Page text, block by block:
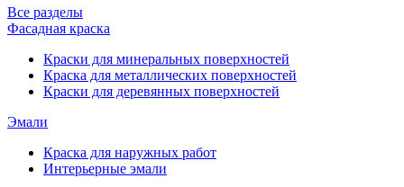
Все разделы
Фасадная краска
Краски для минеральных поверхностей
Краска для металлических поверхностей
Краски для деревянных поверхностей
Эмали
Краска для наружных работ
Интерьерные эмали